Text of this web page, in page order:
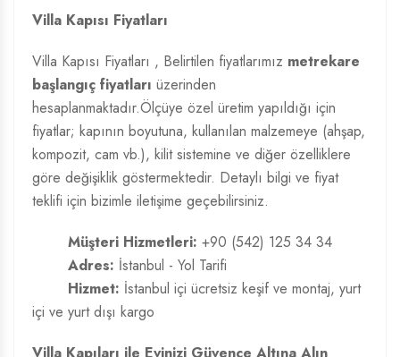
Villa Kapısı Fiyatları
Villa Kapısı Fiyatları , Belirtilen fiyatlarımız metrekare
başlangıç fiyatları üzerinden
hesaplanmaktadır.Ölçüye özel üretim yapıldığı için
fiyatlar; kapının boyutuna, kullanılan malzemeye (ahşap,
kompozit, cam vb.), kilit sistemine ve diğer özelliklere
göre değişiklik göstermektedir. Detaylı bilgi ve fiyat
teklifi için bizimle iletişime geçebilirsiniz.
Müşteri Hizmetleri: +90 (542) 125 34 34
Adres: İstanbul - Yol Tarifi
Hizmet: İstanbul içi ücretsiz keşif ve montaj, yurt
içi ve yurt dışı kargo
Villa Kapıları ile Evinizi Güvence Altına Alın